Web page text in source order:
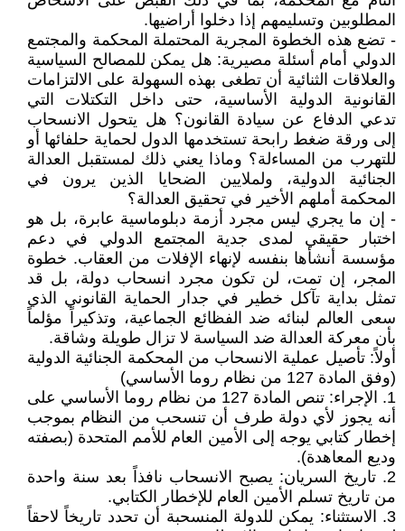
المطلوبين وتسليمهم إذا دخلوا أراضيها.
- تضع هذه الخطوة المجرية المحتملة المحكمة والمجتمع
الدولي أمام أسئلة مصيرية: هل يمكن للمصالح السياسية
والعلاقات الثنائية أن تطغى بهذه السهولة على الالتزامات
القانونية الدولية الأساسية، حتى داخل التكتلات التي
تدعي الدفاع عن سيادة القانون؟ هل يتحول الانسحاب
إلى ورقة ضغط رابحة تستخدمها الدول لحماية حلفائها أو
للتهرب من المساءلة؟ وماذا يعني ذلك لمستقبل العدالة
الجنائية الدولية، ولملايين الضحايا الذين يرون في
المحكمة أملهم الأخير في تحقيق العدالة؟
- إن ما يجري ليس مجرد أزمة دبلوماسية عابرة، بل هو
اختبار حقيقي لمدى جدية المجتمع الدولي في دعم
مؤسسة أنشأها بنفسه لإنهاء الإفلات من العقاب. خطوة
المجر، إن تمت، لن تكون مجرد انسحاب دولة، بل قد
تمثل بداية تآكل خطير في جدار الحماية القانوني الذي
سعى العالم لبنائه ضد الفظائع الجماعية، وتذكيراً مؤلماً
بأن معركة العدالة ضد السياسة لا تزال طويلة وشاقة.
أولاً: تأصيل عملية الانسحاب من المحكمة الجنائية الدولية
(وفق المادة 127 من نظام روما الأساسي)
1. الإجراء: تنص المادة 127 من نظام روما الأساسي على
أنه يجوز لأي دولة طرف أن تنسحب من النظام بموجب
إخطار كتابي يوجه إلى الأمين العام للأمم المتحدة (بصفته
وديع المعاهدة).
2. تاريخ السريان: يصبح الانسحاب نافذاً بعد سنة واحدة
من تاريخ تسلم الأمين العام للإخطار الكتابي.
3. الاستثناء: يمكن للدولة المنسحبة أن تحدد تاريخاً لاحقاً